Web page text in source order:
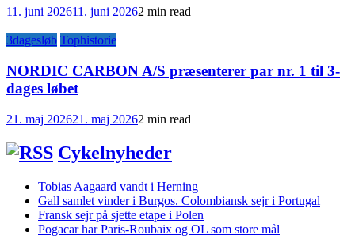
11. juni 202611. juni 20262 min read
3dagesløb Tophistorie
NORDIC CARBON A/S præsenterer par nr. 1 til 3-
dages løbet
21. maj 202621. maj 20262 min read
Cykelnyheder
Tobias Aagaard vandt i Herning
Gall samlet vinder i Burgos. Colombiansk sejr i Portugal
Fransk sejr på sjette etape i Polen
Pogacar har Paris-Roubaix og OL som store mål